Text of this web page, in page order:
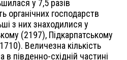
у 7,5 разів
органічних господарств
з них знаходилися у
(2197), Підкарпатському
Величезна кількість
південно-східній частині